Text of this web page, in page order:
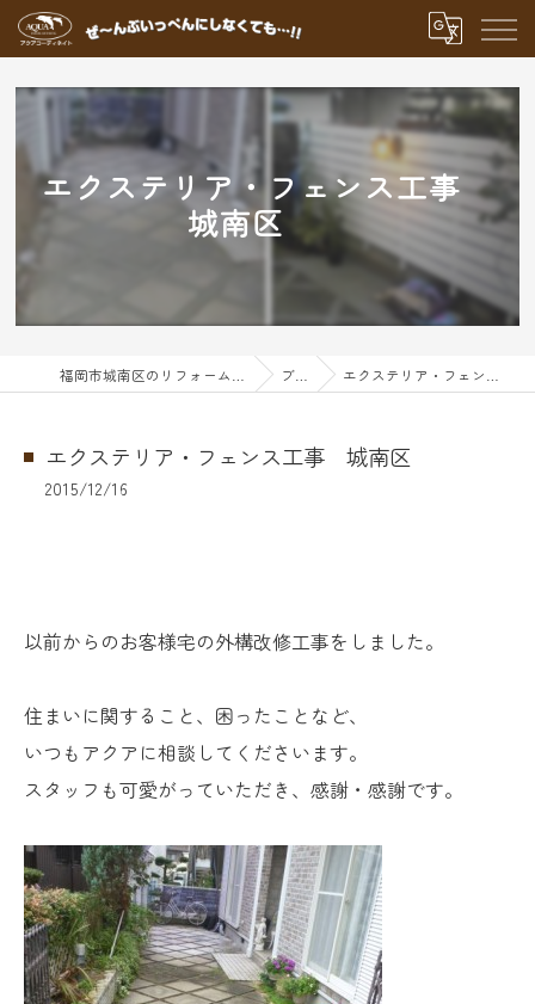
エクステリア・フェンス工事
城南区
ブログ エクステリア・フェンス工事 城南区
エクステリア・フェンス工事 城南区
2015/12/16
以前からのお客様宅の外構改修工事をしました。
住まいに関すること、困ったことなど、
いつもアクアに相談してくださいます。
スタッフも可愛がっていただき、感謝・感謝です。